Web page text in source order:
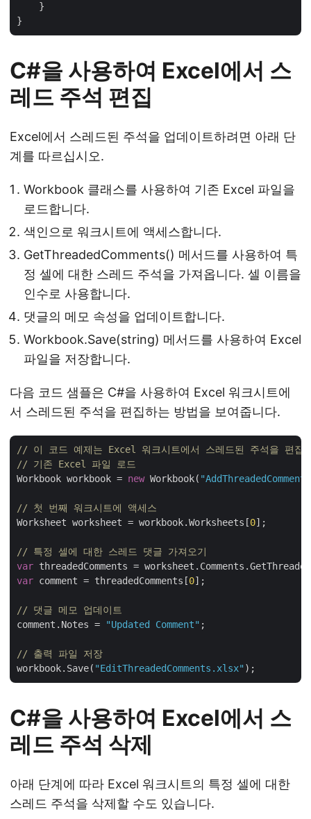
    }
C#을 사용하여 Excel에서 스
레드 주석 편집
Excel에서 스레드된 주석을 업데이트하려면 아래 단
계를 따르십시오.
Workbook 클래스를 사용하여 기존 Excel 파일을
로드합니다.
색인으로 워크시트에 액세스합니다.
GetThreadedComments() 메서드를 사용하여 특
정 셀에 대한 스레드 주석을 가져옵니다. 셀 이름을
인수로 사용합니다.
댓글의 메모 속성을 업데이트합니다.
Workbook.Save(string) 메서드를 사용하여 Excel
파일을 저장합니다.
다음 코드 샘플은 C#을 사용하여 Excel 워크시트에
서 스레드된 주석을 편집하는 방법을 보여줍니다.
// 이 코드 예제는 Excel 워크시트에서 스레드된 주석을 편집
// 기존 Excel 파일 로드
Workbook workbook = new Workbook(
// 첫 번째 워크시트에 액세스
Worksheet worksheet = workbook.Worksheets[0];
// 특정 셀에 대한 스레드 댓글 가져오기
var threadedComments =
var comment = threadedComments[0];
// 댓글 메모 업데이트
comment.Notes =
"Updated Comment" ;
// 출력 파일 저장
workbook.Save( "EditThreadedComments.xlsx"
C#을 사용하여 Excel에서 스
레드 주석 삭제
아래 단계에 따라 Excel 워크시트의 특정 셀에 대한
스레드 주석을 삭제할 수도 있습니다.